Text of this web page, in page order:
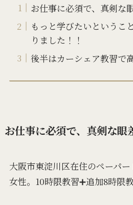
お仕事に必須で、真剣な
もっと学びたいというこ
りました！！
後半はカーシェア教習で
お仕事に必須で、真剣な眼
大阪市東淀川区在住のペーパ
女性。10時限教習➕追加8時限